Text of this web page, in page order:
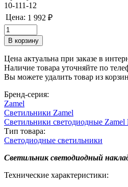
10-111-12
Цена: 1 992 ₽
Цена актуальна при заказе в
Наличие товара уточняйте по
Вы можете удалить товар из
Бренд-серия:
Zamel
Светильники Zamel
Светильники светодиодные Zamel
Тип товара:
Светодиодные светильники
Светильник светодиодный
Технические характеристики: